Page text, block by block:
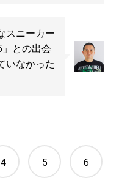
スニーカー
との出会
いなかった
4 5 6